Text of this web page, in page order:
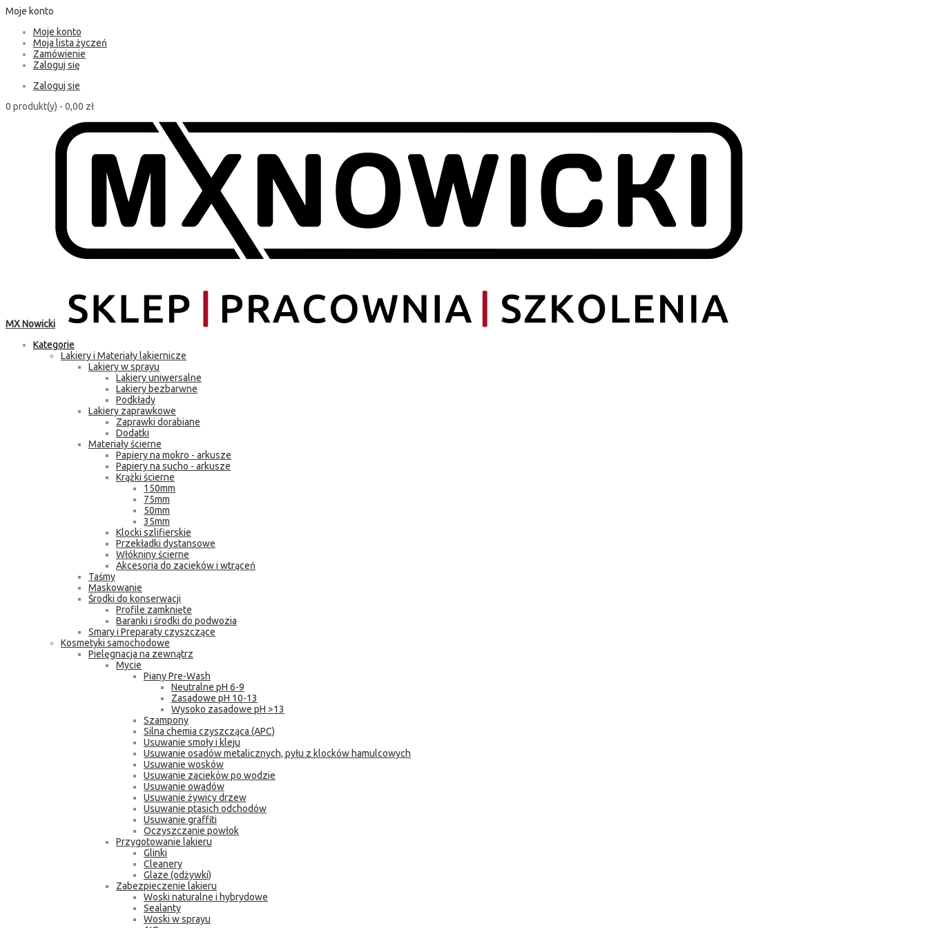
Moje konto
Moje konto
Moja lista życzeń
Zamówienie
Zaloguj się
Zaloguj sie
0 produkt(y) - 0,00 zł
MX Nowicki
Kategorie
Lakiery i Materiały lakiernicze
Lakiery w sprayu
Lakiery uniwersalne
Lakiery bezbarwne
Podkłady
Lakiery zaprawkowe
Zaprawki dorabiane
Dodatki
Materiały ścierne
Papiery na mokro - arkusze
Papiery na sucho - arkusze
Krążki ścierne
150mm
75mm
50mm
35mm
Klocki szlifierskie
Przekładki dystansowe
Włókniny ścierne
Akcesoria do zacieków i wtrąceń
Taśmy
Maskowanie
Środki do konserwacji
Profile zamknięte
Baranki i środki do podwozia
Smary i Preparaty czyszczące
Kosmetyki samochodowe
Pielęgnacja na zewnątrz
Mycie
Piany Pre-Wash
Neutralne pH 6-9
Zasadowe pH 10-13
Wysoko zasadowe pH >13
Szampony
Silna chemia czyszcząca (APC)
Usuwanie smoły i kleju
Usuwanie osadów metalicznych, pyłu z klocków hamulcowych
Usuwanie wosków
Usuwanie zacieków po wodzie
Usuwanie owadów
Usuwanie żywicy drzew
Usuwanie ptasich odchodów
Usuwanie graffiti
Oczyszczanie powłok
Przygotowanie lakieru
Glinki
Cleanery
Glaze (odżywki)
Zabezpieczenie lakieru
Woski naturalne i hybrydowe
Sealanty
Woski w sprayu